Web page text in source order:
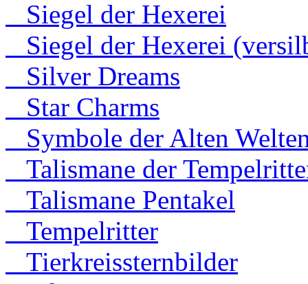
Siegel der Hexerei
Siegel der Hexerei
Silver Dreams
Star Charms
Symbole der Alten
Talismane der
Talismane Pentakel
Tempelritter
Tierkreissternbilder